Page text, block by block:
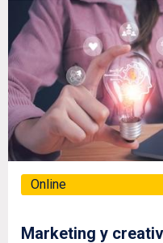
Online
Marketing y